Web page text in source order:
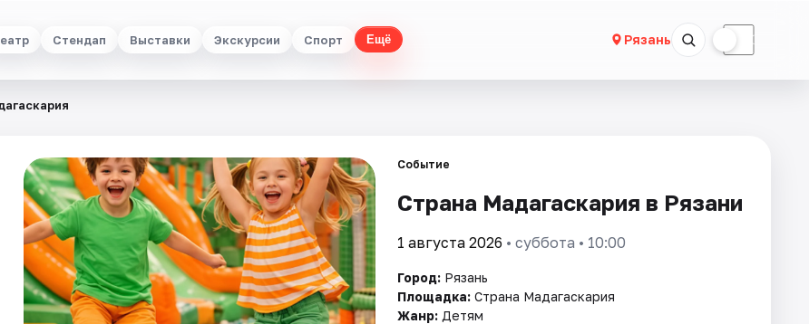
Стендап Выставки Экскурсии Спорт Ещё Рязань ☾
Событие
Страна Мадагаскария в Рязани
1 августа 2026 • суббота • 10:00
Город: Рязань
Площадка: Страна Мадагаскария
Жанр: Детям